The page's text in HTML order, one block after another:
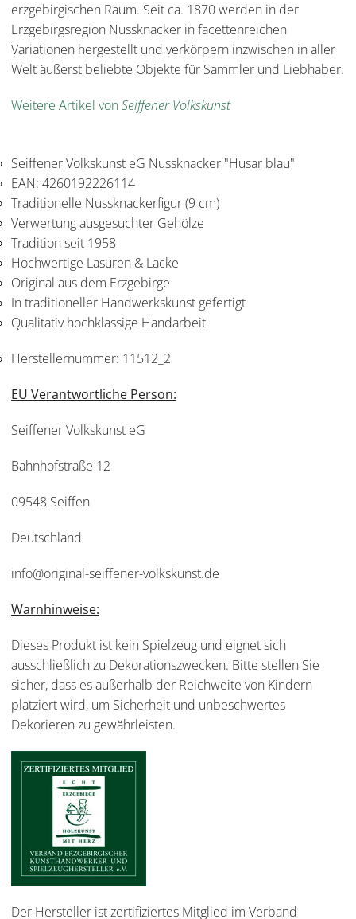
erzgebirgischen Raum. Seit ca. 1870 werden in der
Erzgebirgsregion Nussknacker in facettenreichen
Variationen hergestellt und verkörpern inzwischen in aller
Welt äußerst beliebte Objekte für Sammler und Liebhaber.
Weitere Artikel vonSeiffener Volkskunst
Seiffener Volkskunst eG Nussknacker "Husar blau"
EAN: 4260192226114
Traditionelle Nussknackerfigur (9 cm)
Verwertung ausgesuchter Gehölze
Tradition seit 1958
Hochwertige Lasuren & Lacke
Original aus dem Erzgebirge
In traditioneller Handwerkskunst gefertigt
Qualitativ hochklassige Handarbeit
Herstellernummer: 11512_2
EU Verantwortliche Person:
Seiffener Volkskunst eG
Bahnhofstraße 12
09548 Seiffen
Deutschland
info@original-seiffener-volkskunst.de
Warnhinweise:
Dieses Produkt ist kein Spielzeug und eignet sich
ausschließlich zu Dekorationszwecken. Bitte stellen Sie
sicher, dass es außerhalb der Reichweite von Kindern
platziert wird, um Sicherheit und unbeschwertes
Dekorieren zu gewährleisten.
Der Hersteller ist zertifiziertes Mitglied im Verband